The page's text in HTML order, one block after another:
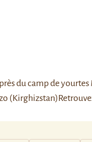
du camp de
(Kirghizstan)